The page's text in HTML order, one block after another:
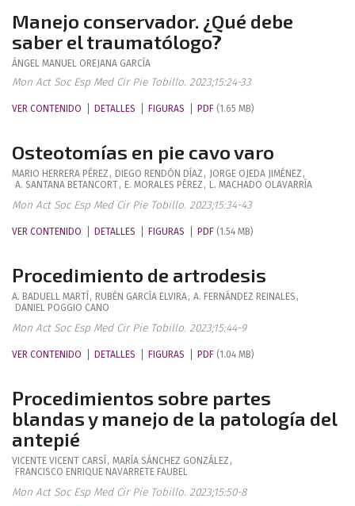
Manejo conservador. ¿Qué debe
saber el traumatólogo?
ÁNGEL MANUEL OREJANA GARCÍA
Mon Act Soc Esp Med Cir Pie Tobillo. 2023;15:24-33
VER CONTENIDO DETALLES FIGURAS PDF (1.65 MB)
Osteotomías en pie cavo varo
MARIO HERRERA PÉREZ , DIEGO RENDÓN DÍAZ , JORGE OJEDA JIMÉNEZ ,
A. SANTANA BETANCORT, E. MORALES PÉREZ , L. MACHADO OLAVARRÍA
Mon Act Soc Esp Med Cir Pie Tobillo. 2023;15:34-43
VER CONTENIDO DETALLES FIGURAS PDF (1.54 MB)
Procedimiento de artrodesis
A. BADUELL MARTÍ , RUBÉN GARCÍA ELVIRA, A. FERNÁNDEZ REINALES ,
DANIEL POGGIO CANO
Mon Act Soc Esp Med Cir Pie Tobillo. 2023;15:44-9
VER CONTENIDO DETALLES FIGURAS PDF (1.04 MB)
Procedimientos sobre partes
blandas y manejo de la patología del
antepié
VICENTE VICENT CARSÍ , MARÍA SÁNCHEZ GONZÁLEZ ,
FRANCISCO ENRIQUE NAVARRETE FAUBEL
Mon Act Soc Esp Med Cir Pie Tobillo. 2023;15:50-8